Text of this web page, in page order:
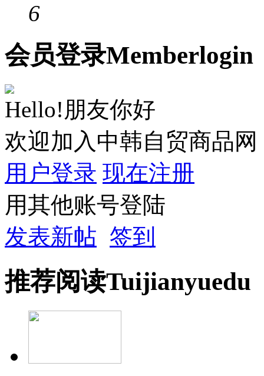
6
会员登录Memberlogin
Hello!朋友你好
欢迎加入中韩自贸商品网
用户登录 现在注册
用其他账号登陆
发表新帖 签到
推荐阅读Tuijianyuedu